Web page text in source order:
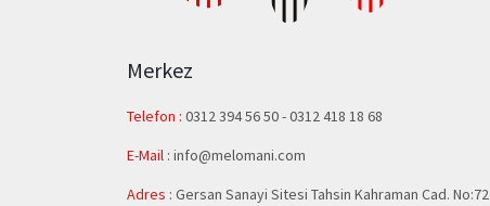
Merkez
Telefon : 0312 394 56 50-0312 418 18 68
E-Mail : info@melomani.com
Adres : Gersan Sanayi Sitesi Tahsin Kahraman Cad. No:72